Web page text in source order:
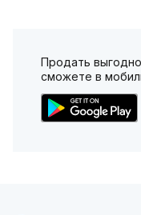
Продать
сможете в